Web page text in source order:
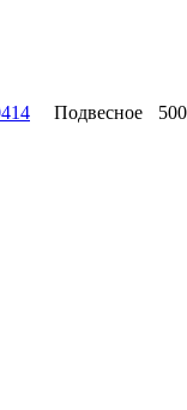
Подвесное